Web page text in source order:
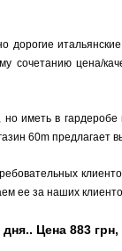
сочетанию цена/
иметь в
60m предлагает
ее за наших
Цена 883 грн,